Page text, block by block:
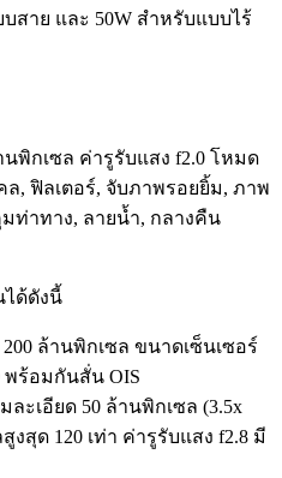
สาย และ 50W สำหรับแบบไร้
พิกเซล ค่ารูรับแสง f2.0 โหมด
, ฟิลเตอร์, จับภาพรอยยิ้ม, ภาพ
ท่าทาง, ลายน้ำ, กลางคืน
ได้ดังนี้
ล้านพิกเซล ขนาดเซ็นเซอร์
พร้อมกันสั่น OIS
มละเอียด 50 ล้านพิกเซล (3.5x
งสุด 120 เท่า ค่ารูรับแสง f2.8 มี